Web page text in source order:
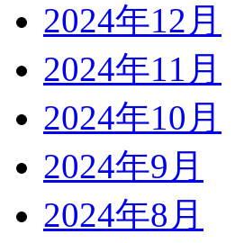
2024年12月
2024年11月
2024年10月
2024年9月
2024年8月